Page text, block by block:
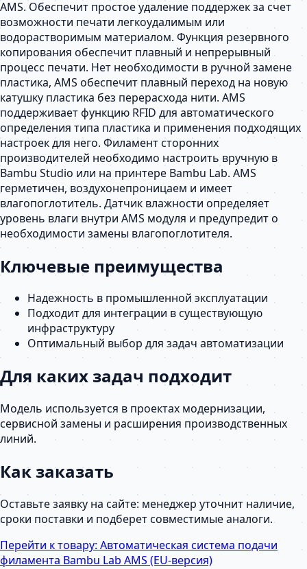
AMS. Обеспечит простое удаление поддержек за счет
возможности печати легкоудалимым или
водорастворимым материалом. Функция резервного
копирования обеспечит плавный и непрерывный
процесс печати. Нет необходимости в ручной замене
пластика, AMS обеспечит плавный переход на новую
катушку пластика без перерасхода нити. AMS
поддерживает функцию RFID для автоматического
определения типа пластика и применения подходящих
настроек для него. Филамент сторонних
производителей необходимо настроить вручную в
Bambu Studio или на принтере Bambu Lab. AMS
герметичен, воздухонепроницаем и имеет
влагопоглотитель. Датчик влажности определяет
уровень влаги внутри AMS модуля и предупредит о
необходимости замены влагопоглотителя.
Ключевые преимущества
Надежность в промышленной эксплуатации
Подходит для интеграции в существующую
инфраструктуру
Оптимальный выбор для задач автоматизации
Для каких задач подходит
Модель используется в проектах модернизации,
сервисной замены и расширения производственных
линий.
Как заказать
Оставьте заявку на сайте: менеджер уточнит наличие,
сроки поставки и подберет совместимые аналоги.
Перейти к товару: Автоматическая система подачи
филамента Bambu Lab AMS (EU-версия)